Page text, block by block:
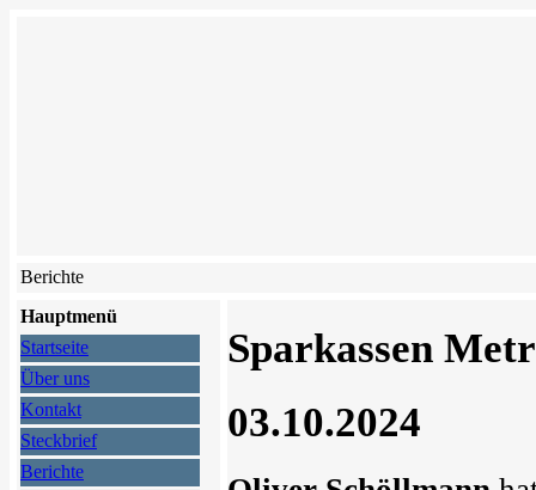
Berichte
Hauptmenü
Startseite
Über uns
Kontakt
Steckbrief
Berichte
Sparkassen
03.10.2024